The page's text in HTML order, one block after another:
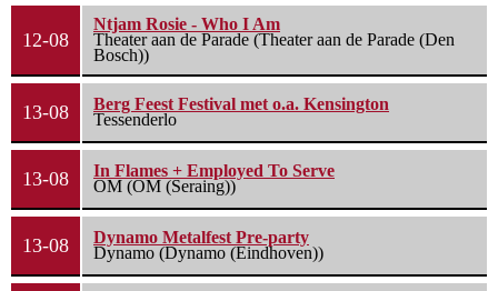
12-08
Ntjam Rosie - Who I Am
Theater aan de Parade (Theater aan de Parade (Den
Bosch))
13-08
Berg Feest Festival met o.a. Kensington
Tessenderlo
13-08
In Flames + Employed To Serve
OM (OM (Seraing))
13-08
Dynamo Metalfest Pre-party
Dynamo (Dynamo (Eindhoven))